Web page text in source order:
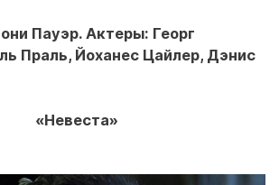
Пауэр. Актеры: Георг
Праль, Йоханес Цайлер, Дэнис
«Невеста»